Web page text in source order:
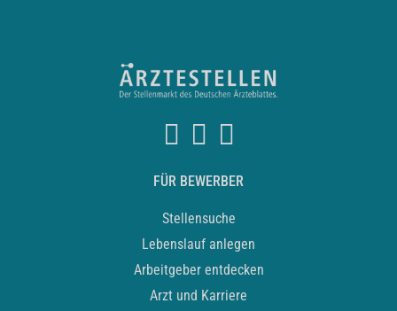
FÜR BEWERBER
Stellensuche
Lebenslauf anlegen
Arbeitgeber entdecken
Arzt und Karriere